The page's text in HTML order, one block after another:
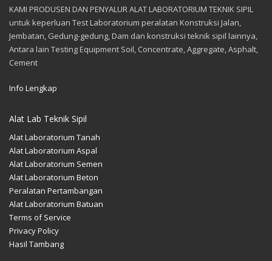
KAMI PRODUSEN DAN PENYALUR ALAT LABORATORIUM TEKNIK SIPIL
untuk keperluan Test Laboratorium peralatan Konstruksi Jalan,
Jembatan, Gedung-gedung, Dam dan konstruksi teknik sipil lainnya,
Antara lain Testing Equipment Soil, Concentrate, Aggregate, Asphalt,
Cement
Info Lengkap
Alat Lab Teknik Sipil
Alat Laboratorium Tanah
Alat Laboratorium Aspal
Alat Laboratorium Semen
Alat Laboratorium Beton
Peralatan Pertambangan
Alat Laboratorium Batuan
Terms of Service
Privacy Policy
Hasil Tambang